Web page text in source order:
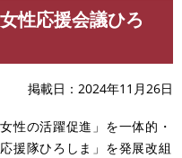
性応援会議ひろ
掲載日 2024年11月26日
性の活躍促進」を一体的・
援隊ひろしま」を発展改組